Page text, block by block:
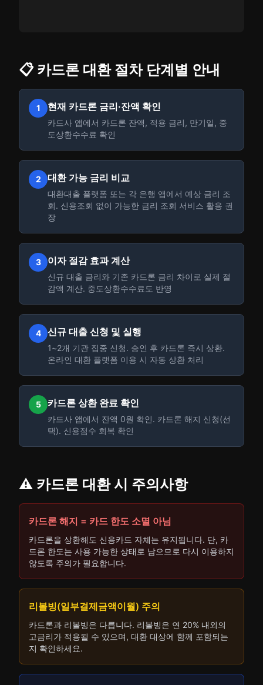
📋 카드론 대환 절차 단계별 안내
1 현재 카드론 금리·잔액 확인
카드사 앱에서 카드론 잔액, 적용 금리, 만기일, 중
도상환수수료 확인
2 대환 가능 금리 비교
대환대출 플랫폼 또는 각 은행 앱에서 예상 금리 조
회. 신용조회 없이 가능한 금리 조회 서비스 활용 권
장
3 이자 절감 효과 계산
신규 대출 금리와 기존 카드론 금리 차이로 실제 절
감액 계산. 중도상환수수료도 반영
4 신규 대출 신청 및 실행
1~2개 기관 집중 신청. 승인 후 카드론 즉시 상환.
온라인 대환 플랫폼 이용 시 자동 상환 처리
5 카드론 상환 완료 확인
카드사 앱에서 잔액 0원 확인. 카드론 해지 신청(선
택). 신용점수 회복 확인
⚠️ 카드론 대환 시 주의사항
카드론 해지 = 카드 한도 소멸 아님
카드론을 상환해도 신용카드 자체는 유지됩니다. 단, 카
드론 한도는 사용 가능한 상태로 남으므로 다시 이용하지
않도록 주의가 필요합니다.
리볼빙(일부결제금액이월) 주의
카드론과 리볼빙은 다릅니다. 리볼빙은 연 20% 내외의
고금리가 적용될 수 있으며, 대환 대상에 함께 포함되는
지 확인하세요.